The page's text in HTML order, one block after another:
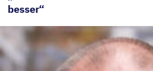
besser“